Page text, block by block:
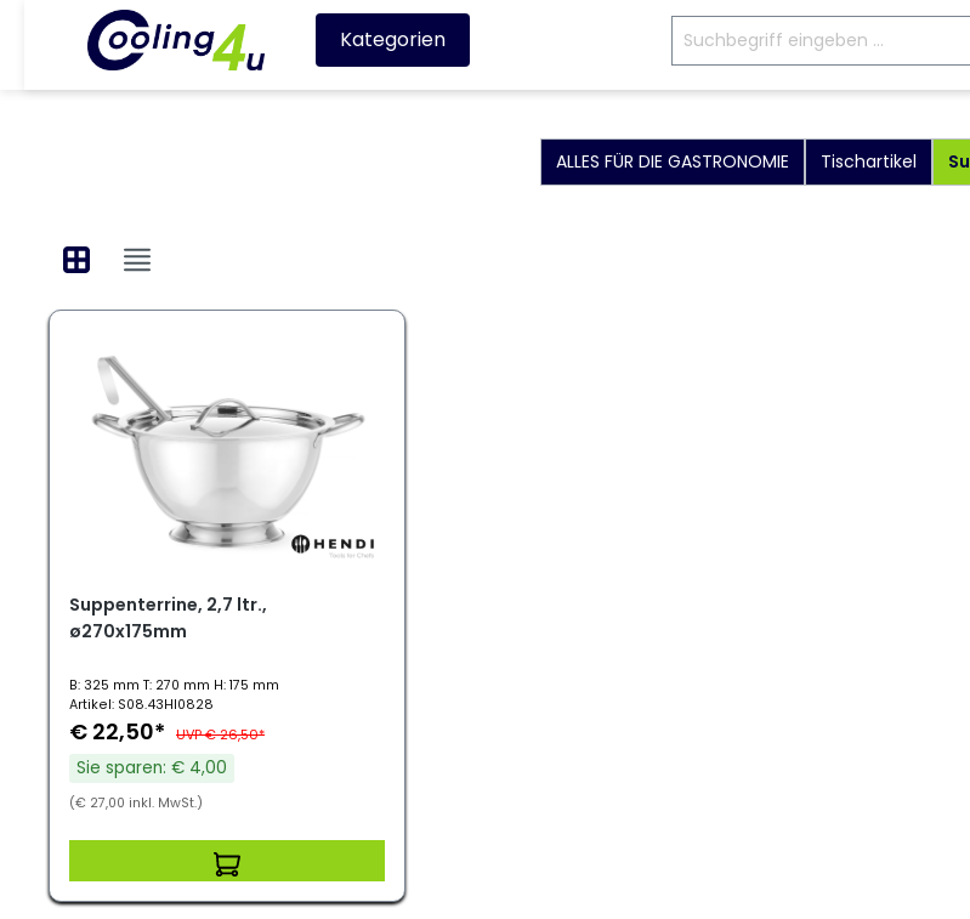
Kategorien
ALLES FÜR DIE GASTRONOMIE Tischartikel
Suppenterrine, 2,7 ltr.,
ø270x175mm
B: 325 mm T: 270 mm H: 175 mm
Artikel: S08.43HI0828
€ 22,50* UVP € 26,50*
Sie sparen: € 4,00
(€ 27,00 inkl. MwSt.)